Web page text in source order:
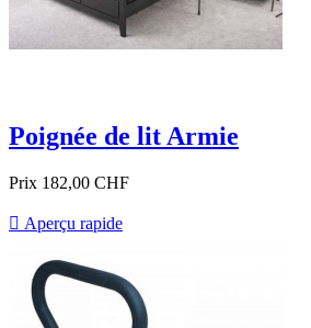
Poignée de lit Armie
Prix 182,00 CHF
 Aperçu rapide